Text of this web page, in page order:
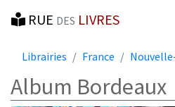
RUE DES LIVRES
Librairies France
Album Bordeaux